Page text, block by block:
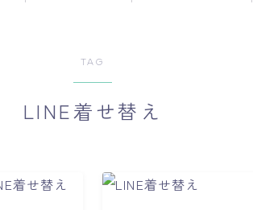
TAG
LINE着せ替え